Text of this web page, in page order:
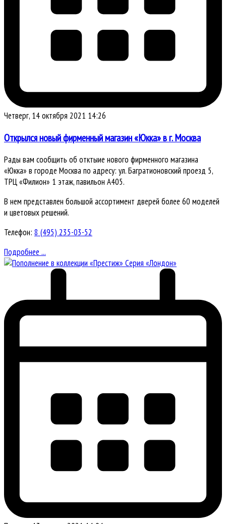
Четверг, 14 октября 2021 14:26
Открылся новый фирменный магазин «Юкка» в г. Москва
Рады вам сообщить об отктыие нового фирменного магазина
«Юкка» в городе Москва по адресу: ул. Багратионовский проезд 5,
ТРЦ «Филион» 1 этаж, павильон А405.
В нем представлен большой ассортимент дверей более 60 моделей
и цветовых решений.
Телефон: 8 (495) 235-03-52
Подробнее ...